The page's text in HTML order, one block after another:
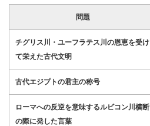
問題
チグリス川・ユーフラテス川の恩恵を受け
て栄えた古代文明
古代エジプトの君主の称号
ローマへの反逆を意味するルビコン川横断
の際に発した言葉